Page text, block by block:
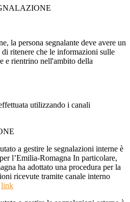
la persona segnalante deve avere un
ritenere che le informazioni sulle
e rientrino nell'ambito della
utilizzando i canali
a gestire le segnalazioni interne è
per l’Emilia-Romagna In particolare,
ha adottato una procedura per la
ricevute tramite canale interno
link